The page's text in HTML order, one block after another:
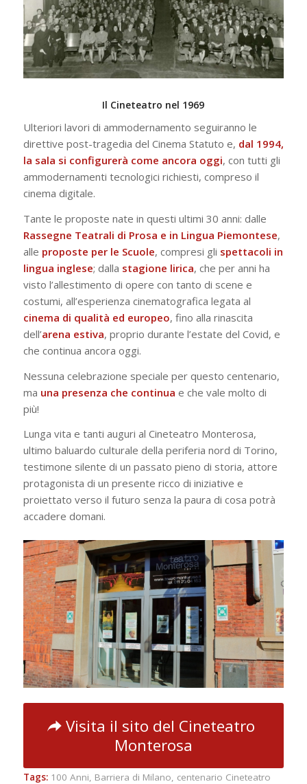
Il Cineteatro nel 1969
Ulteriori lavori di ammodernamento seguiranno le
direttive post-tragedia del Cinema Statuto e, dal 1994,
la sala si configurerà come ancora oggi, con tutti gli
ammodernamenti tecnologici richiesti, compreso il
cinema digitale.
Tante le proposte nate in questi ultimi 30 anni: dalle
Rassegne Teatrali di Prosa e in Lingua Piemontese,
alle proposte per le Scuole, compresi gli spettacoli in
lingua inglese; dalla stagione lirica, che per anni ha
visto l’allestimento di opere con tanto di scene e
costumi, all’esperienza cinematografica legata al
cinema di qualità ed europeo, fino alla rinascita
dell’arena estiva, proprio durante l’estate del Covid, e
che continua ancora oggi.
Nessuna celebrazione speciale per questo centenario,
ma una presenza che continua e che vale molto di
più!
Lunga vita e tanti auguri al Cineteatro Monterosa,
ultimo baluardo culturale della periferia nord di Torino,
testimone silente di un passato pieno di storia, attore
protagonista di un presente ricco di iniziative e
proiettato verso il futuro senza la paura di cosa potrà
accadere domani.
Visita il sito del Cineteatro
Monterosa
Tags: 100 Anni, Barriera di Milano, centenario Cineteatro